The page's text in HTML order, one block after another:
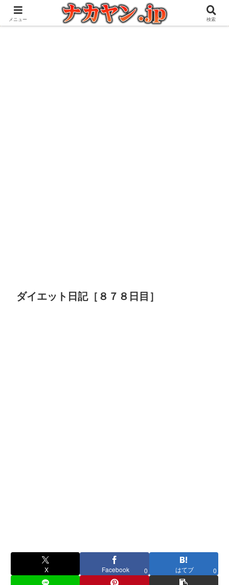
アウトドアとガジェット好きな管理人の愉快な日々を綴るブログ
ダイエット日記［８７８日目］
X Facebook 0 はてブ 0
メニュー 検索